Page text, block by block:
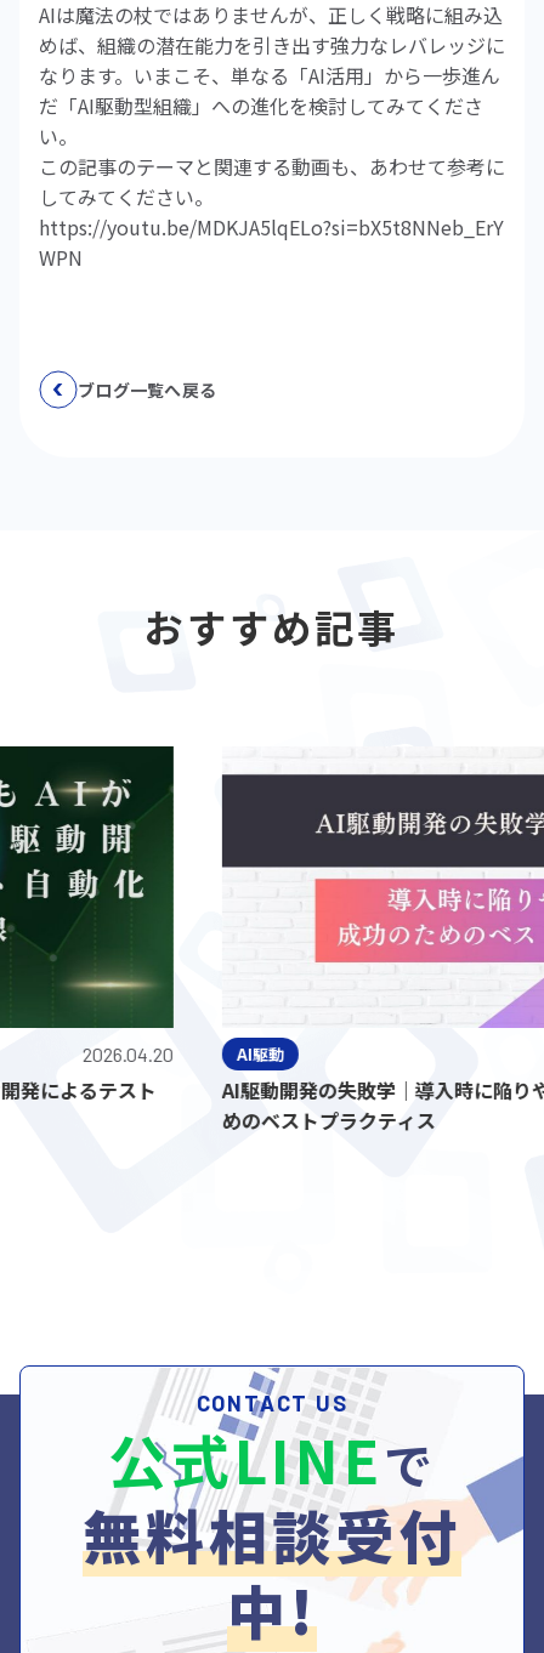
AIは魔法の杖ではありませんが、正しく戦略に組み込
めば、組織の潜在能力を引き出す強力なレバレッジに
なります。いまこそ、単なる「AI活用」から一歩進ん
だ「AI駆動型組織」への進化を検討してみてくださ
い。
この記事のテーマと関連する動画も、あわせて参考に
してみてください。
https://youtu.be/MDKJA5lqELo?si=bX5t8NNeb_ErY
WPN
ブログ一覧へ戻る
おすすめ記事
2026.04.20
よるテスト
AI駆動
AI駆動開発の失敗学｜導入時に陥りやす
めのベストプラクティス
CONTACT US
公式LINEで
無料相談受付
中!